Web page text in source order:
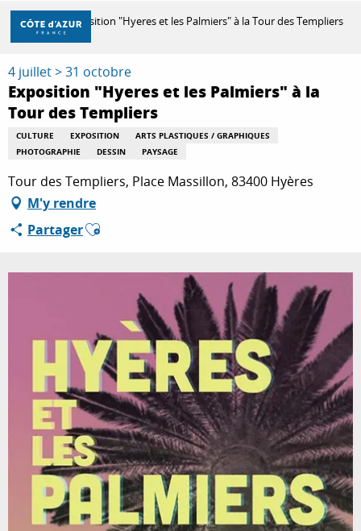
Aller
contenu
principal
DÉCOUVRIR
À FAIRE
SÉJOURNER
Accueil Exposition "Hyeres et les Palmiers" à la Tour des Templiers
4 juillet > 31 octobre
Exposition "Hyeres et les Palmiers" à la
Tour des Templiers
CULTURE EXPOSITION
ARTS PLASTIQUES / GRAPHIQUES
PHOTOGRAPHIE
DESSIN PAYSAGE
Tour des Templiers, Place Massillon, 83400 Hyères
M'y rendre
PartagerAjouter aux favoris